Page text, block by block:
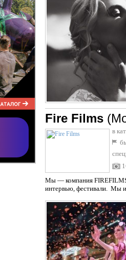
Fire Films
в
Мы — компания
интервью, фестивали. Мы